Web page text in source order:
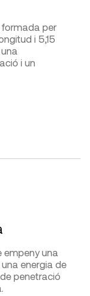
formada per
i 5,15
i un
l’estat de
les al
destinades
empeny una
energia de
penetració